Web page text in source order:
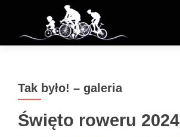
Tak było! – galeria
Święto roweru 2024